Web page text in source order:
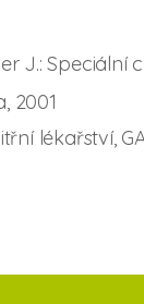
J.: Speciální
2001
lékařství,